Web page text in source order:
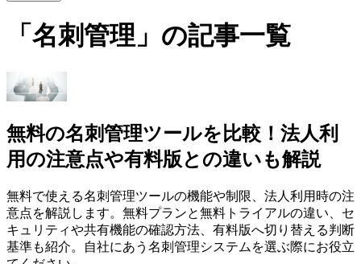
「 名刺管理 」の記事一覧
無料の名刺管理ツールを比較！法人利
用の注意点や有料版との違いも解説
無料で使える名刺管理ツールの機能や制限、法人利用時の注
意点を解説します。無料プランと無料トライアルの違い、セ
キュリティや共有機能の確認方法、有料版へ切り替える判断
基準も紹介。自社にあう名刺管理システムを選ぶ際にお役立